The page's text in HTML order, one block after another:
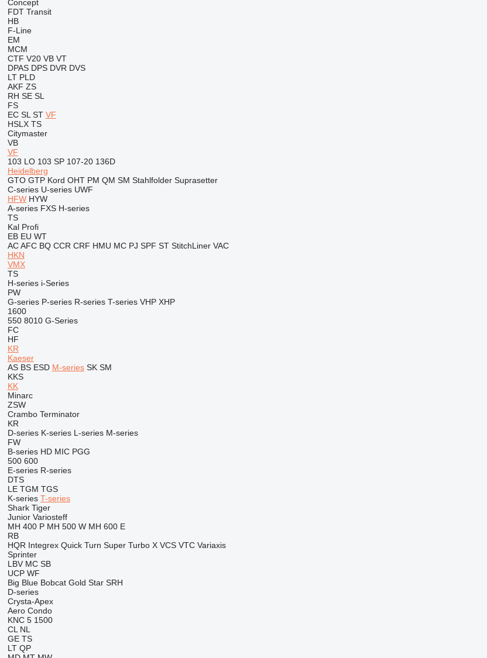
Concept
FDT Transit
HB
F-Line
EM
MCM
CTF V20 VB VT
DPAS DPS DVR DVS
LT PLD
AKF ZS
RH SE SL
FS
EC SL ST VF
HSLX TS
Citymaster
VB
VF
103 LO 103 SP 107-20 136D
Heidelberg
GTO GTP Kord OHT PM QM SM Stahlfolder Suprasetter
C-series U-series UWF
HFW HYW
A-series FXS H-series
TS
Kal Profi
EB EU WT
AC AFC BQ CCR CRF HMU MC PJ SPF ST StitchLiner VAC
HKN
VMX
TS
H-series i-Series
PW
G-series P-series R-series T-series VHP XHP
1600
550 8010 G-Series
FC
HF
KR
Kaeser
AS BS ESD M-series SK SM
KKS
KK
Minarc
ZSW
Crambo Terminator
KR
D-series K-series L-series M-series
FW
B-series HD MIC PGG
500 600
E-series R-series
DTS
LE TGM TGS
K-series T-series
Shark Tiger
Junior Variosteff
MH 400 P MH 500 W MH 600 E
RB
HQR Integrex Quick Turn Super Turbo X VCS VTC Variaxis
Sprinter
LBV MC SB
UCP WF
Big Blue Bobcat Gold Star SRH
D-series
Crysta-Apex
Aero Condo
KNC 5 1500
CL NL
GE TS
LT QP